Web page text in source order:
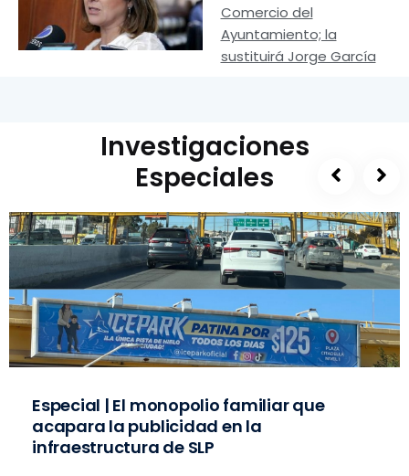
Comercio del
Ayuntamiento; la
sustituirá Jorge García
Investigaciones
Especiales
Especial | El monopolio familiar que
acapara la publicidad en la
infraestructura de SLP